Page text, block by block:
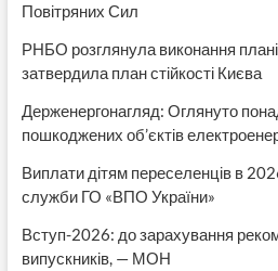
Повітряних Сил
РНБО розглянула виконання планів
затвердила план стійкості Києва
Держенергонагляд: Оглянуто
пошкоджених об’єктів
Виплати дітям переселенців в
служби ГО «ВПО України»
Вступ-2026: до зарахування
випускників, — МОН